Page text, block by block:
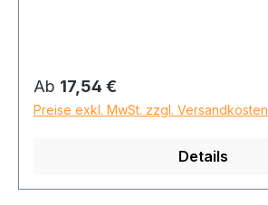
Regulärer Preis:
Ab 17,54 €
Preise exkl. MwSt. zzgl. Versandkosten
Details